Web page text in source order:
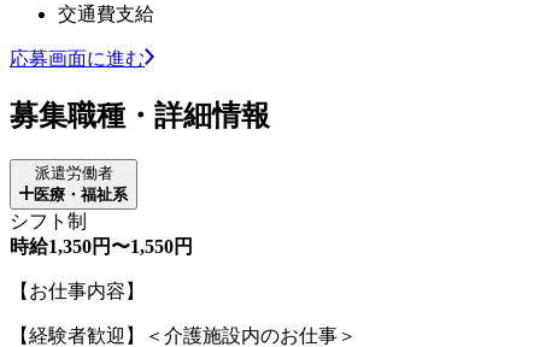
交通費支給
応募画面に進む
募集職種・詳細情報
派遣労働者
医療・福祉系
シフト制
時給1,350円〜1,550円
【お仕事内容】
【経験者歓迎】＜介護施設内のお仕事＞